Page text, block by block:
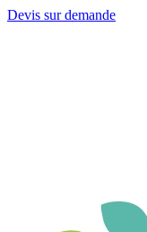
Devis sur demande